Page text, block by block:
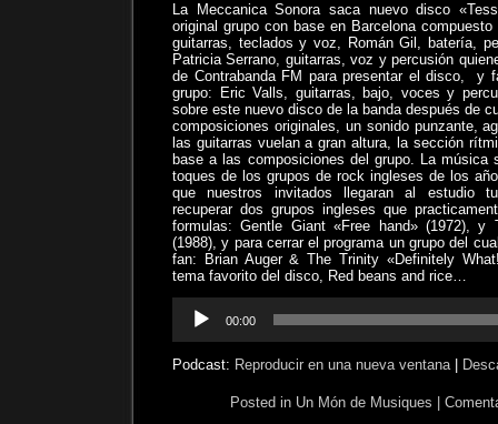
La Meccanica Sonora saca nuevo disco
original grupo con base en Barcelona
guitarras, teclados y voz, Román Gil, batería,
Patricia Serrano, guitarras, voz y percusión
de Contrabanda FM para presentar el disco,
y
grupo: Eric Valls, guitarras, bajo, voces y
sobre este nuevo disco de la banda después de
composiciones originales, un sonido punzante,
las guitarras vuelan a gran altura, la sección
base a las composiciones del grupo. La música
toques de los grupos de rock ingleses de los
que nuestros invitados llegaran al estudio
recuperar dos grupos ingleses que
formulas: Gentle Giant «Free hand» (1972), y
(1988), y para cerrar el programa un grupo del
fan: Brian Auger & The Trinity «Definitely
tema favorito del disco, Red beans and rice…
audio
00:00
Podcast: Reproducir en una nueva ventana|
Posted in Un Món de Musiques